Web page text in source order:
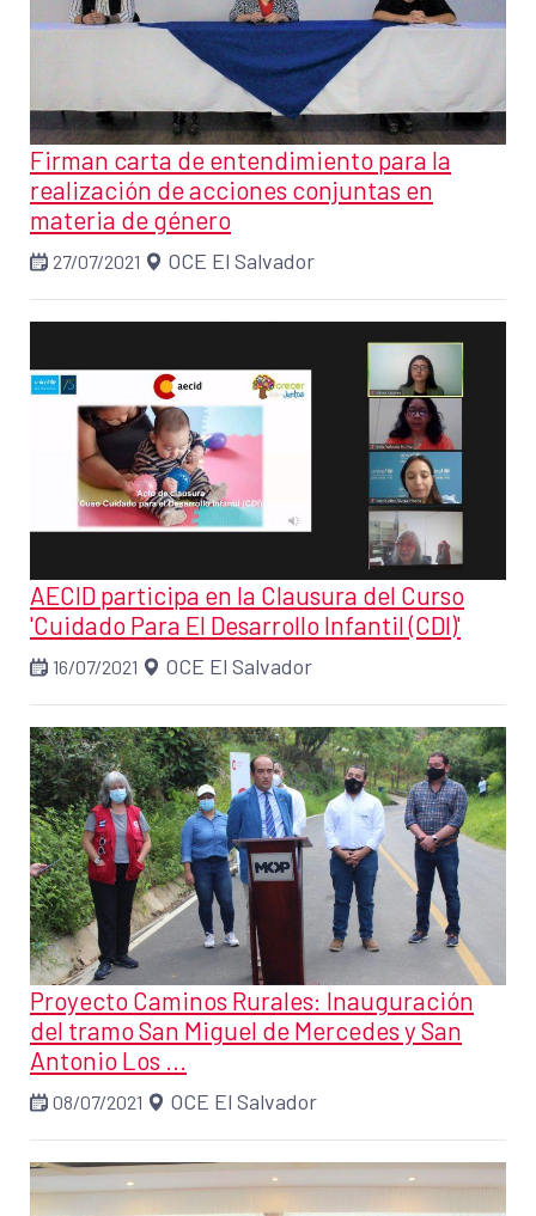
Firman carta de entendimiento para la
realización de acciones conjuntas en
materia de género
27/07/2021 OCE El Salvador
AECID participa en la Clausura del Curso
'Cuidado Para El Desarrollo Infantil (CDI)'
16/07/2021 OCE El Salvador
Proyecto Caminos Rurales: Inauguración
del tramo San Miguel de Mercedes y San
Antonio Los ...
08/07/2021 OCE El Salvador